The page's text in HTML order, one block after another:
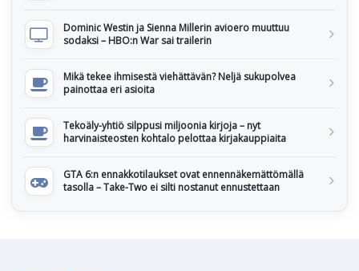
Dominic Westin ja Sienna Millerin avioero muuttuu
sodaksi – HBO:n War sai trailerin
Mikä tekee ihmisestä viehättävän? Neljä sukupolvea
painottaa eri asioita
Tekoäly-yhtiö silppusi miljoonia kirjoja – nyt
harvinaisteosten kohtalo pelottaa kirjakauppiaita
GTA 6:n ennakkotilaukset ovat ennennäkemättömällä
tasolla – Take-Two ei silti nostanut ennustettaan